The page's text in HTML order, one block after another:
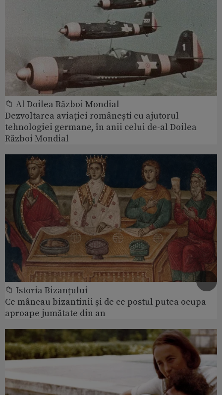
📁 Al Doilea Război Mondial
Dezvoltarea aviației românești cu ajutorul
tehnologiei germane, în anii celui de-al Doilea
Război Mondial
📁 Istoria Bizanțului
Ce mâncau bizantinii și de ce postul putea ocupa
aproape jumătate din an